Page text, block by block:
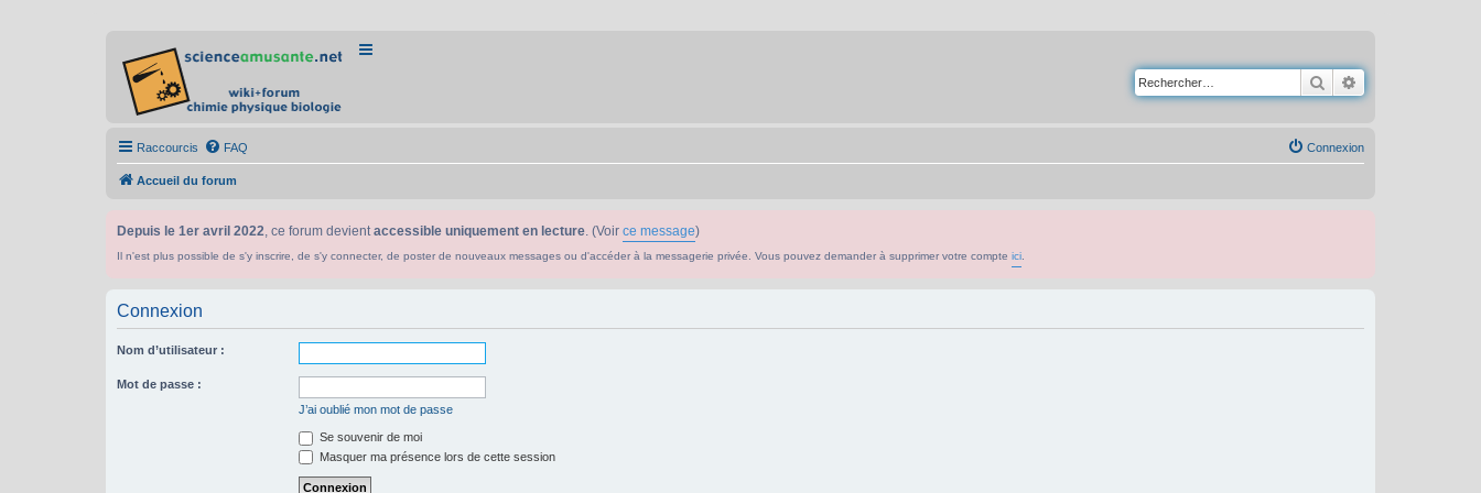
Rechercher
Raccourcis FAQ Connexion
Accueil du forum
Depuis le 1er avril 2022, ce forum devientaccessible uniquement en lecture. (Voir ce message)
Il n'est plus possible de s'y inscrire, de s'y connecter, de poster de nouveaux messages ou d'accéder à la messagerie privée. Vous pouvez demander à supprimer votre compte ici
Connexion
Nom d’utilisateur :
Mot de passe :
J’ai oublié mon mot de passe
Se souvenir de moi
Masquer ma présence lors de cette session